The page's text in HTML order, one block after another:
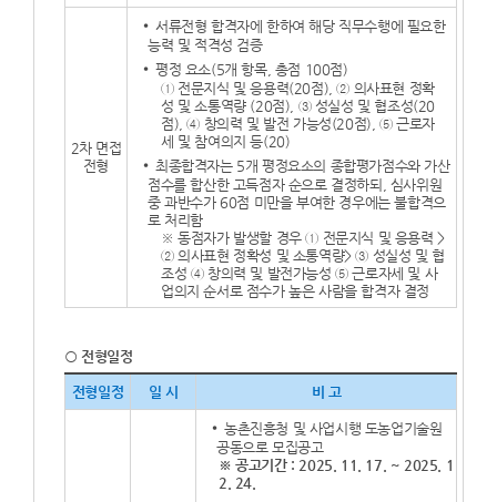
2차 면접
전형
서류전형 합격자에 한하여 해당 직무수행에 필요한
능력 및 적격성 검증
평정 요소(5개 항목, 총점 100점)
① 전문지식 및 응용력(20점), ② 의사표현 정확
성 및 소통역량 (20점), ③ 성실성 및 협조성(20
점), ④ 창의력 및 발전 가능성(20점), ⑤ 근로자
세 및 참여의지 등(20)
최종합격자는 5개 평정요소의 종합평가점수와 가산
점수를 합산한 고득점자 순으로 결정하되, 심사위원
중 과반수가 60점 미만을 부여한 경우에는 불합격으
로 처리함
※ 동점자가 발생할 경우 ① 전문지식 및 응용력 >
② 의사표현 정확성 및 소통역량> ③ 성실성 및 협
조성 ④ 창의력 및 발전가능성 ⑤ 근로자세 및 사
업의지 순서로 점수가 높은 사람을 합격자 결정
○ 전형일정
전형일정 일 시 비 고
농촌진흥청 및 사업시행 도농업기술원
공동으로 모집공고
※ 공고기간 : 2025. 11. 17. ~ 2025. 1
2. 24.